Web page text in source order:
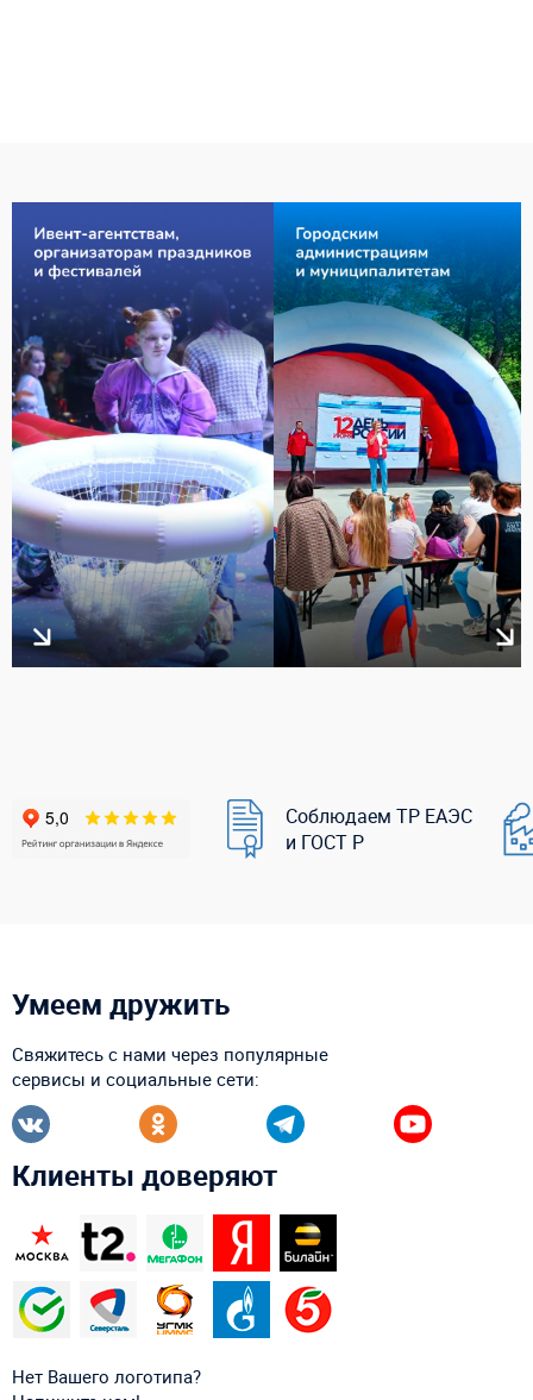
Соблюдаем ТР ЕАЭС
и ГОСТ Р
Умеем дружить
Свяжитесь с нами через популярные
сервисы и социальные сети:
Клиенты доверяют
Нет Вашего логотипа?